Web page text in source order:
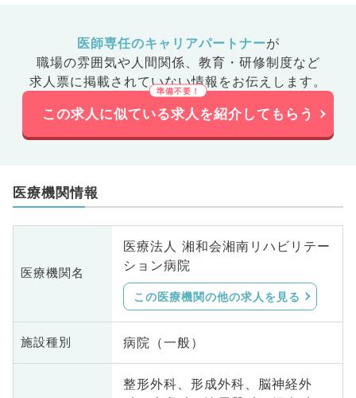
医師専任のキャリアパートナーが
職場の雰囲気や人間関係、 教育・研修制度など
求人票に掲載されていない情報をお伝えします。
この求人に似ている求人を紹介してもらう
医療機関情報
医療機関名
医療法人 湘和会湘南リハビリテー
ション病院
この医療機関の他の求人を見る
施設種別 病院（一般）
整形外科、形成外科、脳神経外